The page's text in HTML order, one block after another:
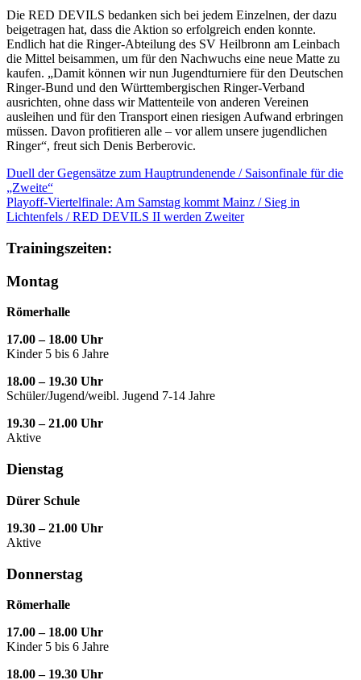
Die RED DEVILS bedanken sich bei jedem Einzelnen, der dazu
beigetragen hat, dass die Aktion so erfolgreich enden konnte.
Endlich hat die Ringer-Abteilung des SV Heilbronn am Leinbach
die Mittel beisammen, um für den Nachwuchs eine neue Matte zu
kaufen. „Damit können wir nun Jugendturniere für den Deutschen
Ringer-Bund und den Württembergischen Ringer-Verband
ausrichten, ohne dass wir Mattenteile von anderen Vereinen
ausleihen und für den Transport einen riesigen Aufwand erbringen
müssen. Davon profitieren alle – vor allem unsere jugendlichen
Ringer“, freut sich Denis Berberovic.
Duell der Gegensätze zum Hauptrundenende / Saisonfinale für die
„Zweite“
Playoff-Viertelfinale: Am Samstag kommt Mainz / Sieg in
Lichtenfels / RED DEVILS II werden Zweiter
Trainingszeiten:
Montag
Römerhalle
17.00 – 18.00 Uhr
Kinder 5 bis 6 Jahre
18.00 – 19.30 Uhr
Schüler/Jugend/weibl. Jugend 7-14 Jahre
19.30 – 21.00 Uhr
Aktive
Dienstag
Dürer Schule
19.30 – 21.00 Uhr
Aktive
Donnerstag
Römerhalle
17.00 – 18.00 Uhr
Kinder 5 bis 6 Jahre
18.00 – 19.30 Uhr